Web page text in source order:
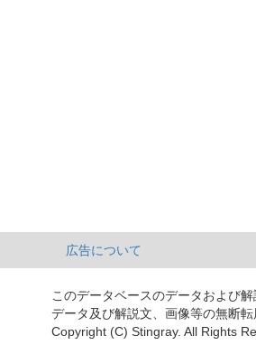
広告について
このデータベースのデータおよび
データ及び解説文、画像等の無断転
Copyright (C) Stingray. All Rights